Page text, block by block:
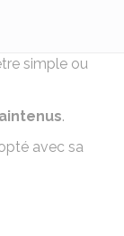
simple ou
.
avec sa